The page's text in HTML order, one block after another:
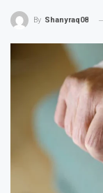
By Shanyraq08